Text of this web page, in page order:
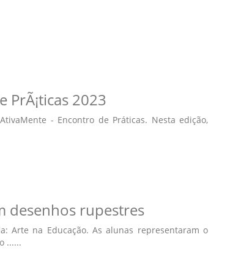
2023
- Encontro de Práticas. Nesta edição,
desenhos rupestres
Arte na Educação. As alunas representaram o
......